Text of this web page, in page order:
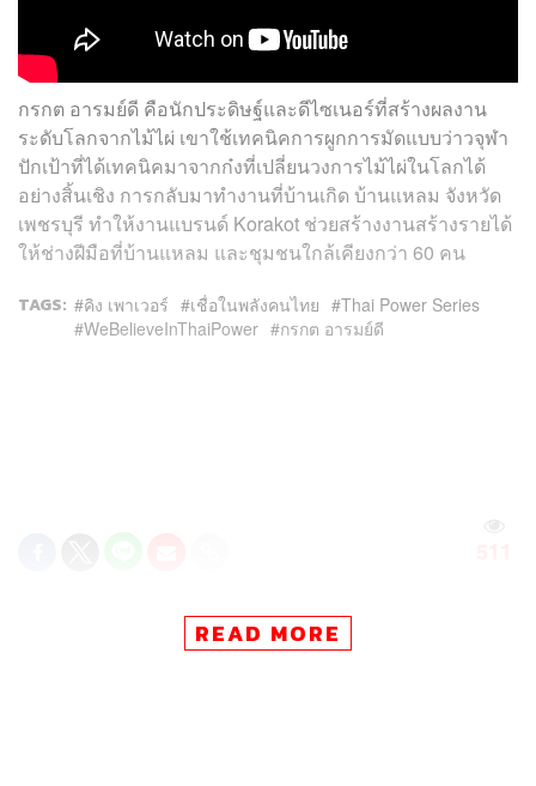
กรกต อารมย์ดี คือนักประดิษฐ์และดีไซเนอร์ที่สร้างผลงาน
ระดับโลกจากไม้ไผ่ เขาใช้เทคนิคการผูกการมัดแบบว่าวจุฬา
ปักเป้าที่ได้เทคนิคมาจากก๋งที่เปลี่ยนวงการไม้ไผ่ในโลกได้
อย่างสิ้นเชิง การกลับมาทำงานที่บ้านเกิด บ้านแหลม จังหวัด
เพชรบุรี ทำให้งานแบรนด์ Korakot ช่วยสร้างงานสร้างรายได้
ให้ช่างฝีมือที่บ้านแหลม และชุมชนใกล้เคียงกว่า 60 คน
TAGS: คิง เพาเวอร์ เชื่อในพลังคนไทย
Thai Power Series
WeBelieveInThaiPower
กรกต อารมย์ดี
ABOUT THE AUTHOR
READ MORE